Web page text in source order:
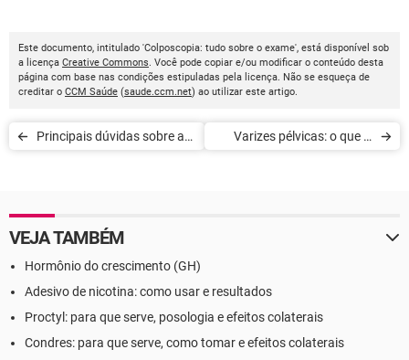
Este documento, intitulado 'Colposcopia: tudo sobre o exame', está disponível sob
a licença Creative Commons. Você pode copiar e/ou modificar o conteúdo desta
página com base nas condições estipuladas pela licença. Não se esqueça de
creditar o CCM Saúde (saude.ccm.net) ao utilizar este artigo.
Principais dúvidas sobre a
Varizes pélvicas: o que é,
VEJA TAMBÉM
Hormônio do crescimento (GH)
Adesivo de nicotina: como usar e resultados
Proctyl: para que serve, posologia e efeitos colaterais
Condres: para que serve, como tomar e efeitos colaterais